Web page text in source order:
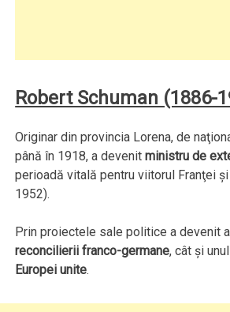
Robert Schuman (1886-
Originar din provincia Lorena, de
până în 1918, a devenitministru de
perioadă vitală pentru viitorul Franţei
1952).
Prin proiectele sale politice a devenit
reconcilierii franco-germane, cât şi
Europei unite.